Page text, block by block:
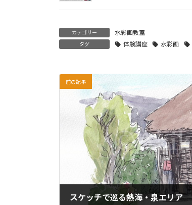
カテゴリー 水彩画教室
タグ 体験講座 水彩画
前の記事
スケッチで巡る熱海・泉エリア